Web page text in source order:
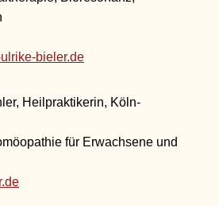
bieler.de
Heilpraktikerin, Köln-
für Erwachsene und